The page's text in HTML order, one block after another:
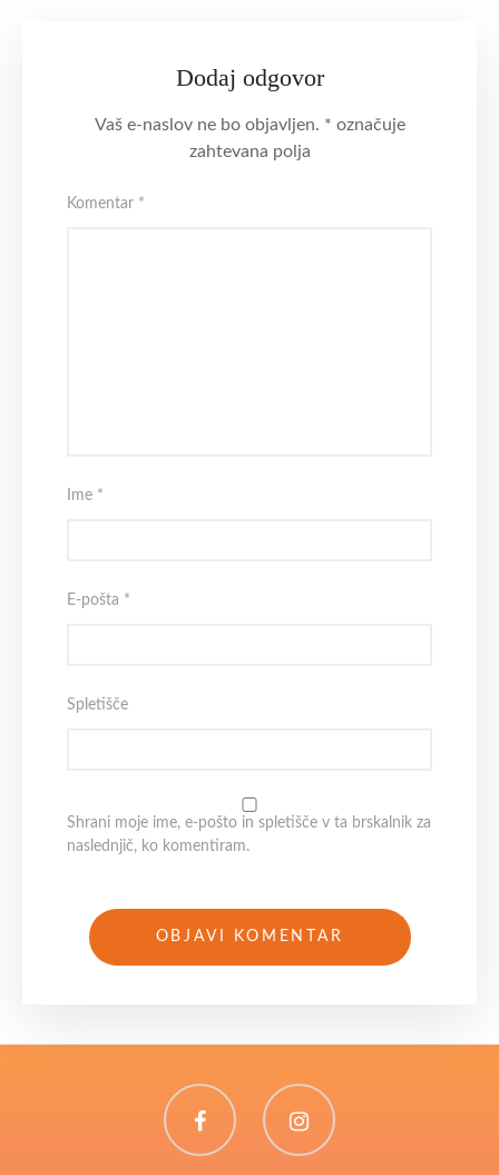
Dodaj odgovor
Vaš e-naslov ne bo objavljen. * označuje
zahtevana polja
Komentar *
Ime *
E-pošta *
Spletišče
Shrani moje ime, e-pošto in spletišče v ta brskalnik za
naslednjič, ko komentiram.
Facebook Instagram